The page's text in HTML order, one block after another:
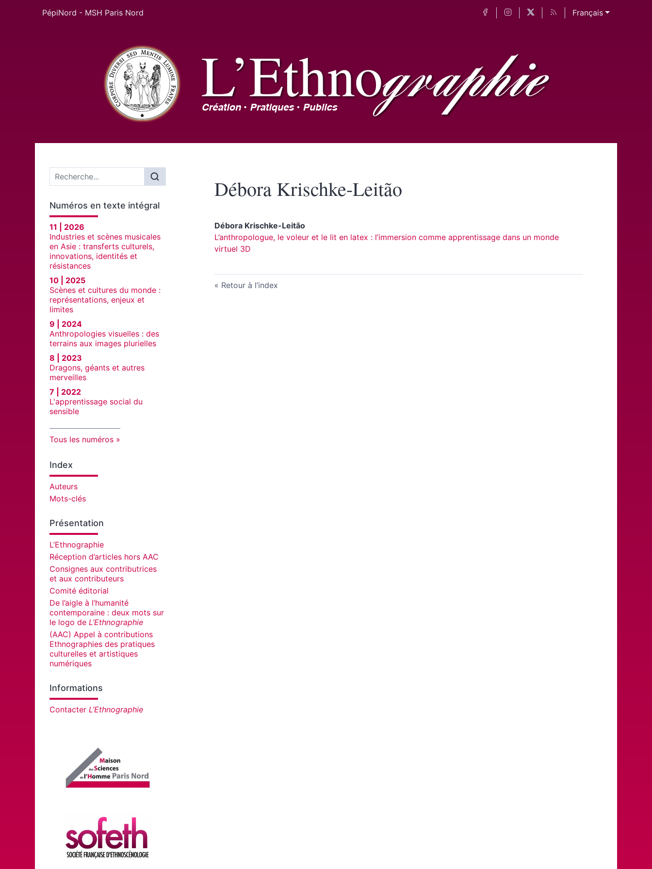
PépiNord - MSH Paris Nord Français
Menu principal
Numéros en texte intégral
11 | 2026
Industries et scènes musicales
en Asie : transferts culturels,
innovations, identités et
résistances
10 | 2025
Scènes et cultures du monde :
représentations, enjeux et
limites
9 | 2024
Anthropologies visuelles : des
terrains aux images plurielles
8 | 2023
Dragons, géants et autres
merveilles
7 | 2022
L'apprentissage social du
sensible
Tous les numéros
Index
Auteurs
Mots-clés
Présentation
L’Ethnographie
Réception d’articles hors AAC
Consignes aux contributrices
et aux contributeurs
Comité éditorial
De l’aigle à l’humanité
contemporaine : deux mots sur
le logo de L’Ethnographie
(AAC) Appel à contributions
Ethnographies des pratiques
culturelles et artistiques
numériques
Informations
Contacter L’Ethnographie
Affiliations/partenaires
Débora Krischke-Leitão
Débora Krischke-Leitão
L’anthropologue, le voleur et le lit en latex : l’immersion comme apprentissage dans un monde
virtuel 3D
Retour à l’index